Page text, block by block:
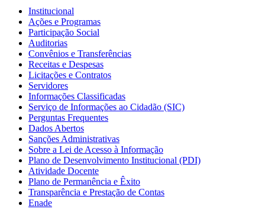
Institucional
Ações e Programas
Participação Social
Auditorias
Convênios e Transferências
Receitas e Despesas
Licitações e Contratos
Servidores
Informações Classificadas
Serviço de Informações ao Cidadão (SIC)
Perguntas Frequentes
Dados Abertos
Sanções Administrativas
Sobre a Lei de Acesso à Informação
Plano de Desenvolvimento Institucional (PDI)
Atividade Docente
Plano de Permanência e Êxito
Transparência e Prestação de Contas
Enade